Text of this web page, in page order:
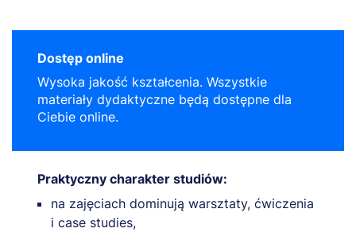
Dostęp online
Wysoka jakość kształcenia. Wszystkie
materiały dydaktyczne będą dostępne dla
Ciebie online.
Praktyczny charakter studiów:
na zajęciach dominują warsztaty, ćwiczenia
i case studies,